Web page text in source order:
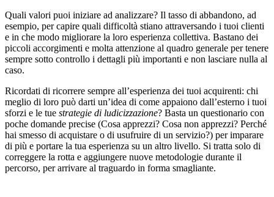
Quali valori puoi iniziare ad analizzare? Il tasso di abbandono, ad
esempio, per capire quali difficoltà stiano attraversando i tuoi clienti
e in che modo migliorare la loro esperienza collettiva. Bastano dei
piccoli accorgimenti e molta attenzione al quadro generale per tenere
sempre sotto controllo i dettagli più importanti e non lasciare nulla al
caso.
Ricordati di ricorrere sempre all’esperienza dei tuoi acquirenti: chi
meglio di loro può darti un’idea di come appaiono dall’esterno i tuoi
sforzi e le tue strategie di ludicizzazione? Basta un questionario con
poche domande precise (Cosa apprezzi? Cosa non apprezzi? Perché
hai smesso di acquistare o di usufruire di un servizio?) per imparare
di più e portare la tua esperienza su un altro livello. Si tratta solo di
correggere la rotta e aggiungere nuove metodologie durante il
percorso, per arrivare al traguardo in forma smagliante.